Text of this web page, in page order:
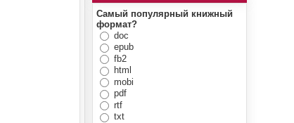
Самый популярный книжный
формат?
doc
epub
fb2
html
mobi
pdf
rtf
txt